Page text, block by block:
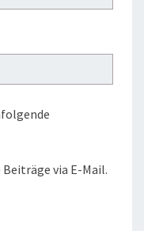
via E-Mail.